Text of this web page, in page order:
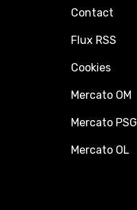
Contact
Flux RSS
Cookies
Mercato OM
Mercato PSG
Mercato OL